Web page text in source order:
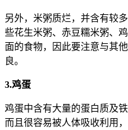
另外，米粥质烂，并含有较
些花生米粥、赤豆糯米粥、
面的食物，因此要注意与其
良。
3.鸡蛋
鸡蛋中含有大量的蛋白质及
而且很容易被人体吸收利用